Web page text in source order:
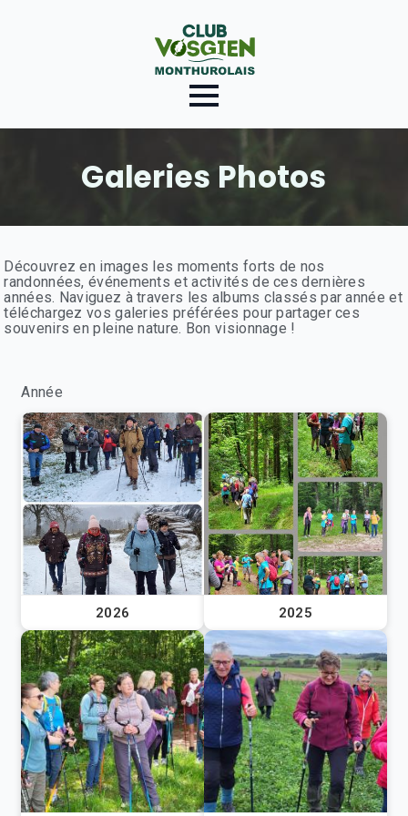
Galeries Photos
Découvrez en images les moments forts de nos
randonnées, événements et activités de ces dernières
années. Naviguez à travers les albums classés par année et
téléchargez vos galeries préférées pour partager ces
souvenirs en pleine nature. Bon visionnage !
Année
2026 2025